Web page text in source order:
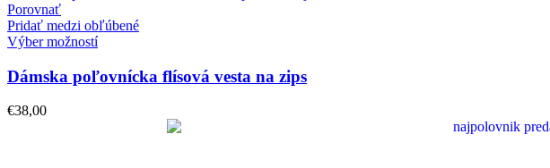
Porovnať
Pridať medzi obľúbené
Výber možností
Dámska poľovnícka flísová vesta na zips
€38,00